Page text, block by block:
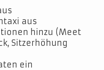
aus
hinzu (Meet
Sitzerhöhung
ein